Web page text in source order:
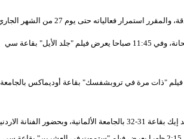
فعالياته حتى يوم 27 من الشهر الجاري.
ويبدأ برنامج اليوم في 11:30 صباحا بعرض فيلم "اخوات السلاح" بقاعة سي سينما 1 بفندق ريحانة، وفي 11:45 صباحا يعرض فيلم "جلد الأيل" بقاعة سي
بقاعة سي سينما 2 بفندق ريحانة، وفي 12:30 ظهرا يعرض فيلم "ذات مرة في تروبشفسك" بقاعة أوديماكس بالجامعة
الاردنية